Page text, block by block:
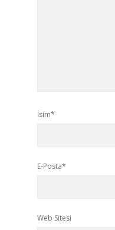
İsim*
E-Posta*
Web Sitesi